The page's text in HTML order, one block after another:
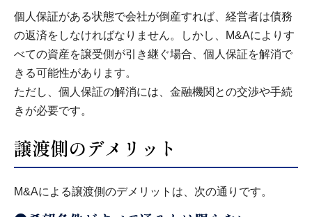
個人保証がある状態で会社が倒産すれば、経営者は債務
の返済をしなければなりません。しかし、M&Aによりす
べての資産を譲受側が引き継ぐ場合、個人保証を解消で
きる可能性があります。
ただし、個人保証の解消には、金融機関との交渉や手続
きが必要です。
譲渡側のデメリット
M&Aによる譲渡側のデメリットは、次の通りです。